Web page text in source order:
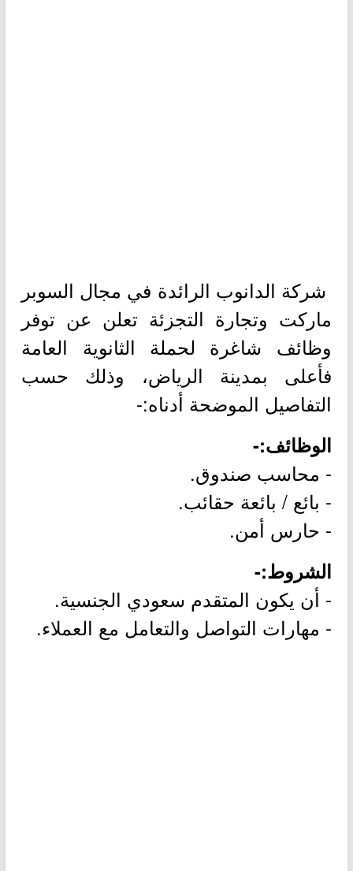
شركة الدانوب الرائدة في مجال السوبر
ماركت وتجارة التجزئة تعلن عن توفر
وظائف شاغرة لحملة الثانوية العامة
فأعلى بمدينة الرياض، وذلك حسب
التفاصيل الموضحة أدناه:-
الوظائف:-
- محاسب صندوق.
- بائع / بائعة حقائب.
- حارس أمن.
الشروط:-
- أن يكون المتقدم سعودي الجنسية.
- مهارات التواصل والتعامل مع العملاء.